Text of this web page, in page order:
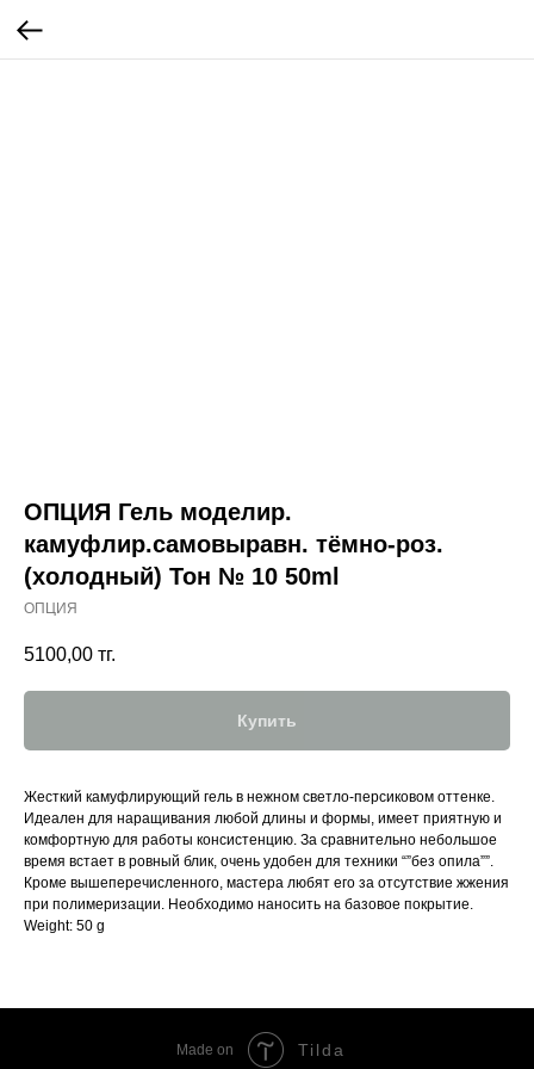
ОПЦИЯ Гель моделир.
камуфлир.самовыравн. тёмно-роз.
(холодный) Тон № 10 50ml
ОПЦИЯ
5100,00 тг.
Купить
Жесткий камуфлирующий гель в нежном светло-персиковом оттенке.
Идеален для наращивания любой длины и формы, имеет приятную и
комфортную для работы консистенцию. За сравнительно небольшое
время встает в ровный блик, очень удобен для техники “”без опила””.
Кроме вышеперечисленного, мастера любят его за отсутствие жжения
при полимеризации. Необходимо наносить на базовое покрытие.
Weight: 50 g
Made on Tilda